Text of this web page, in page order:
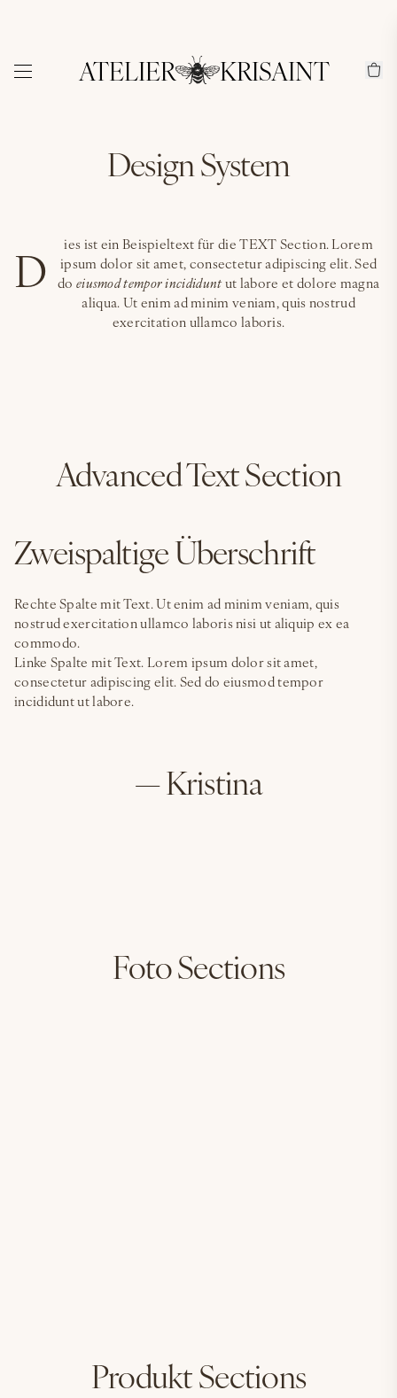
ATELIER KRISAINT
Design System
D
ies ist ein Beispieltext für die TEXT Section. Lorem
ipsum dolor sit amet, consectetur adipiscing elit. Sed
do eiusmod tempor incididuntut labore et dolore magna
aliqua. Ut enim ad minim veniam, quis nostrud
exercitation ullamco laboris.
Advanced Text Section
Zweispaltige Überschrift
Linke Spalte mit Text. Lorem ipsum dolor sit amet,
consectetur adipiscing elit. Sed do eiusmod tempor
incididunt ut labore.
Rechte Spalte mit Text. Ut enim ad minim veniam, quis
nostrud exercitation ullamco laboris nisi ut aliquip ex ea
commodo.
— Kristina
Foto Sections
Produkt Sections